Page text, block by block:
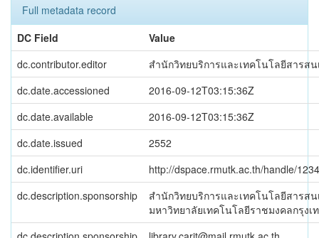
Full metadata record
DC Field
Value
dc.contributor.editor
สำนักวิทยบริการและเทคโนโลยีสารสน
dc.date.accessioned
2016-09-12T03:15:36Z
dc.date.available
2016-09-12T03:15:36Z
dc.date.issued
2552
dc.identifier.uri
http://dspace.rmutk.ac.th/handle/
dc.description.sponsorship
สำนักวิทยบริการและเทคโนโลยีสารสน
มหาวิทยาลัยเทคโนโลยีราชมงคลกรุงเ